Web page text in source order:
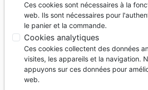
Accueil Vidéos
Films, fiction
LUTHER DVD - LA VISION D'UN
CHANGE LE MONDE
LUTHER DVD - LA VISION
A CHANGE LE MONDE
FIENNES JOSEPH
Ces cookies sont nécessaires à la
web. Ils sont nécessaires pour
le panier et la commande.
Cookies analytiques
Ces cookies collectent des données
visites, les appareils et la navigation.
appuyons sur ces données pour
web.